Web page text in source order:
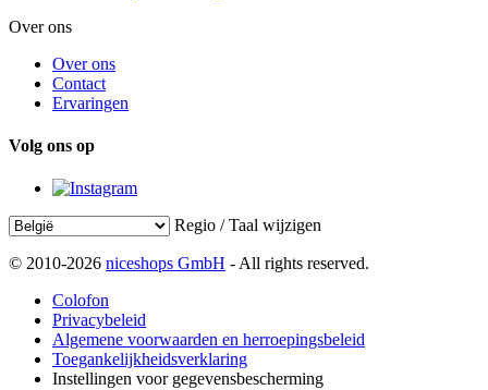
Over ons
Over ons
Contact
Ervaringen
Volg ons op
Regio / Taal wijzigen
© 2010-2026 niceshops GmbH - All rights reserved.
Colofon
Privacybeleid
Algemene voorwaarden en herroepingsbeleid
Toegankelijkheidsverklaring
Instellingen voor gegevensbescherming